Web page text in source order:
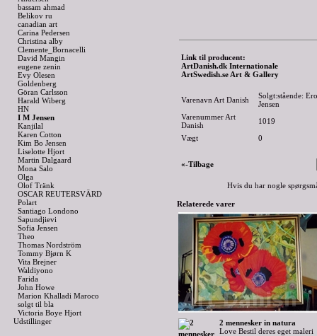
bassam ahmad
Belikov ru
canadian art
Carina Pedersen
Christina alby
Clemente_Bornacelli
David Mangin
eugene zenin
Evy Olesen
Goldenberg
Göran Carlsson
Harald Wiberg
HN
I M Jensen
Kanjilal
Karen Cotton
Kim Bo Jensen
Liselotte Hjort
Martin Dalgaard
Mona Salo
Olga
Olof Tränk
OSCAR REUTERSVÄRD
Polart
Santiago Londono
Sapundjievi
Sofia Jensen
Theo
Thomas Nordström
Tommy Bjørn K
Vita Brejner
Waldiyono
Farida
John Howe
Marion Khalladi Maroco
solgt til bla
Victoria Boye Hjort
Udstillinger
Link til producent:
ArtDanish.dk Internationale
ArtSwedish.se Art & Gallery
Varenavn Art Danish
Solgt:stående:
Jensen
Varenummer Art
Danish
1019
Vægt
0
«-Tilbage
Hvis du har nogle
Relaterede varer
2 mennesker in natura
Love Bestil deres eget maleri